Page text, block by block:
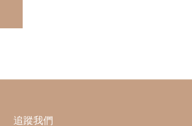
追蹤我們